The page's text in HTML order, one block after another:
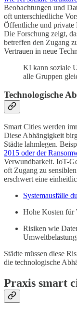
Beobachtungen und
oft unterschiedliche
Öffentliche und private
Die Forschung zeigt,
betreffen den Zugang
Vertrauen in neue
KI kann soziale
alle Gruppen
Technologische
Smart Cities werden
Diese Abhängigkeit
Städte lahmlegen.
2015 oder der
Verwundbarkeit. IoT-
oft Zugang zu
erschwert eine
Systemausfälle
Hohe Kosten für
Risiken wie
Städte müssen diese
die technologische
Praxis smart